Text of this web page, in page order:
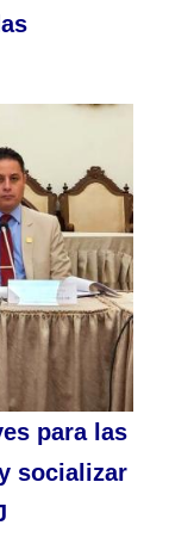
para las
socializar